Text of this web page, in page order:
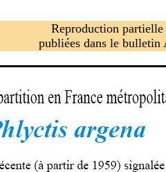
Reproduction
publiées dans le bulletin